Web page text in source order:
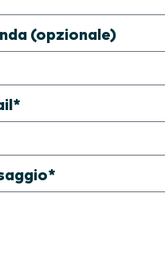
(opzionale)